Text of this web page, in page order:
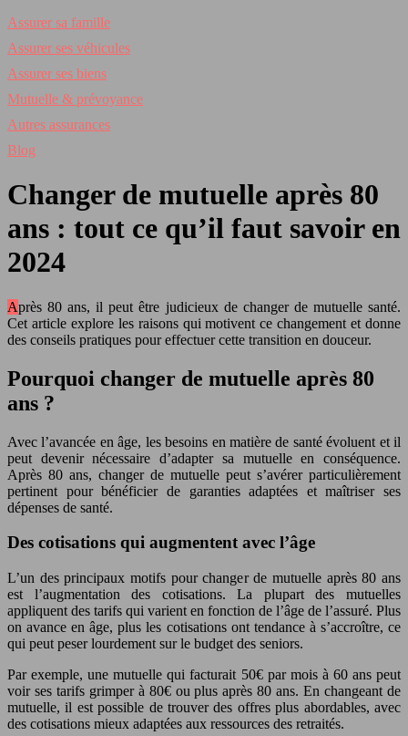
Assurer sa famille
Assurer ses véhicules
Assurer ses biens
Mutuelle & prévoyance
Autres assurances
Blog
Changer de mutuelle après 80
ans : tout ce qu’il faut savoir en
2024
Après 80 ans, il peut être judicieux de changer de mutuelle santé.
Cet article explore les raisons qui motivent ce changement et donne
des conseils pratiques pour effectuer cette transition en douceur.
Pourquoi changer de mutuelle après 80
ans ?
Avec l’avancée en âge, les besoins en matière de santé évoluent et il
peut devenir nécessaire d’adapter sa mutuelle en conséquence.
Après 80 ans, changer de mutuelle peut s’avérer particulièrement
pertinent pour bénéficier de garanties adaptées et maîtriser ses
dépenses de santé.
Des cotisations qui augmentent avec l’âge
L’un des principaux motifs pour changer de mutuelle après 80 ans
est l’augmentation des cotisations. La plupart des mutuelles
appliquent des tarifs qui varient en fonction de l’âge de l’assuré. Plus
on avance en âge, plus les cotisations ont tendance à s’accroître, ce
qui peut peser lourdement sur le budget des seniors.
Par exemple, une mutuelle qui facturait 50€ par mois à 60 ans peut
voir ses tarifs grimper à 80€ ou plus après 80 ans. En changeant de
mutuelle, il est possible de trouver des offres plus abordables, avec
des cotisations mieux adaptées aux ressources des retraités.